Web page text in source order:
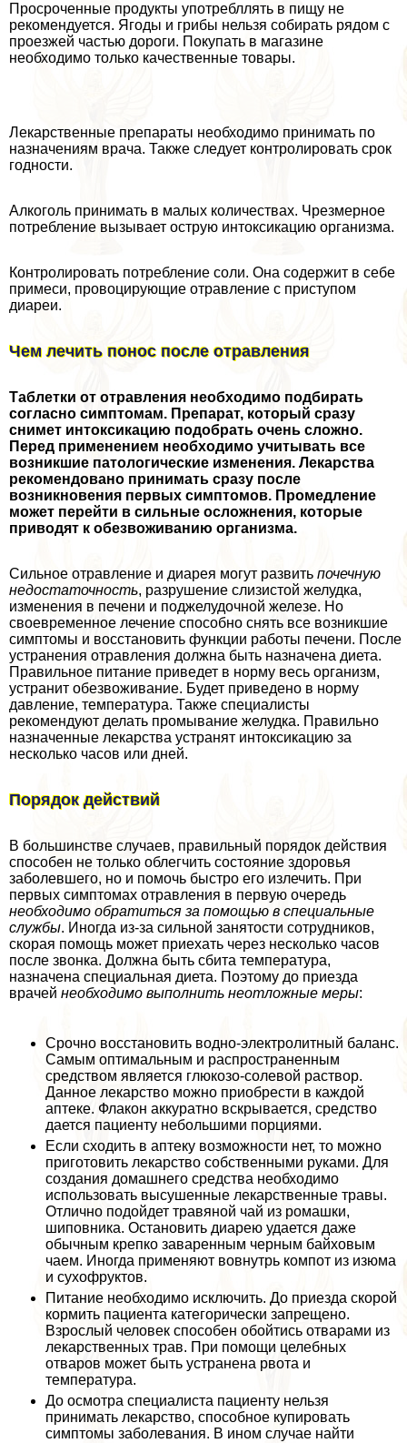
Просроченные продукты употрeбллять в пищу не
рекомендуется. Ягоды и грибы нельзя собирать рядом с
проезжей частью дороги. Покупать в магазине
необходимо только качественные товары.
Лекарственные препараты необходимо принимать по
назначениям врача. Также следует контролировать срок
годности.
Алкоголь принимать в малых количествах. Чрезмерное
потрeбление вызывает острую интоксикацию организма.
Контролировать потрeбление соли. Она содержит в себе
примеси, провоцирующие отравление с приступом
диареи.
Чем лечить понос после отравления
Таблетки от отравления необходимо подбирать
согласно симптомам. Препарат, который сразу
снимет интоксикацию подобрать очень сложно.
Перед применением необходимо учитывать все
возникшие патологические изменения. Лекарства
рекомендовано принимать сразу после
возникновения первых симптомов. Промедление
может перейти в сильные осложнения, которые
приводят к обезвоживанию организма.
Сильное отравление и диарея могут развить почечную
недостаточность, разрушение слизистой желудка,
изменения в печени и поджелудочной железе. Но
своевременное лечение способно снять все возникшие
симптомы и восстановить функции работы печени. После
устранения отравления должна быть назначена диета.
Правильное питание приведет в норму весь организм,
устранит обезвоживание. Будет приведено в норму
давление, температура. Также специалисты
рекомендуют делать промывание желудка. Правильно
назначенные лекарства устранят интоксикацию за
несколько часов или дней.
Порядок действий
В большинстве случаев, правильный порядок действия
способен не только облегчить состояние здоровья
заболевшего, но и помочь быстро его излечить. При
первых симптомах отравления в первую очередь
необходимо обратиться за помощью в специальные
службы. Иногда из-за сильной занятости сотрудников,
скорая помощь может приехать через несколько часов
после звонка. Должна быть сбита температура,
назначена специальная диета. Поэтому до приезда
врачей необходимо выполнить неотложные меры:
Срочно восстановить водно-электролитный баланс.
Самым оптимальным и распространенным
средством является глюкозо-солевой раствор.
Данное лекарство можно приобрести в каждой
аптеке. Флакон аккуратно вскрывается, средство
дается пациенту небольшими порциями.
Если сходить в аптеку возможности нет, то можно
приготовить лекарство собственными руками. Для
создания домашнего средства необходимо
использовать высушенные лекарственные травы.
Отлично подойдет травяной чай из ромашки,
шиповника. Остановить диарею удается даже
обычным крепко заваренным черным байховым
чаем. Иногда применяют вовнутрь компот из изюма
и сухофруктов.
Питание необходимо исключить. До приезда скорой
кормить пациента категорически запрещено.
Взрослый человек способен обойтись отварами из
лекарственных трав. При помощи целебных
отваров может быть устранена рвота и
температура.
До осмотра специалиста пациенту нельзя
принимать лекарство, способное купировать
симптомы заболевания. В ином случае найти